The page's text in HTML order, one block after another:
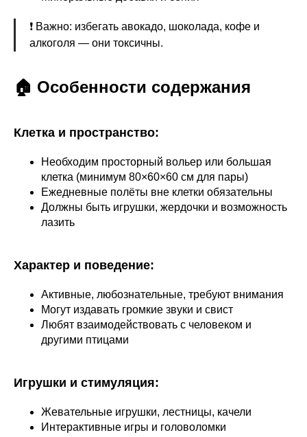
❗ Важно: избегать авокадо, шоколада, кофе и
алкоголя — они токсичны.
🏠 Особенности содержания
Клетка и пространство:
Необходим просторный вольер или большая
клетка (минимум 80×60×60 см для пары)
Ежедневные полёты вне клетки обязательны
Должны быть игрушки, жердочки и возможность
лазить
Характер и поведение:
Активные, любознательные, требуют внимания
Могут издавать громкие звуки и свист
Любят взаимодействовать с человеком и
другими птицами
Игрушки и стимуляция:
Жевательные игрушки, лестницы, качели
Интерактивные игры и головоломки